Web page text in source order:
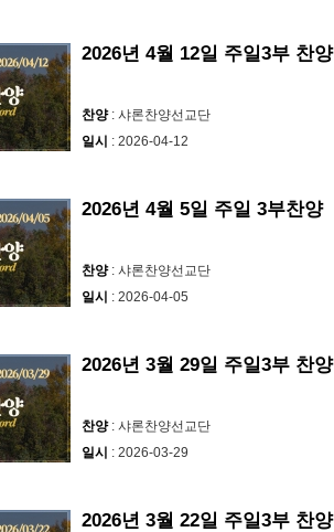
2026년 4월 12일 주일3부 찬양
찬양: 샤론찬양선교단
일시 : 2026-04-12
2026년 4월 5일 주일 3부찬양
찬양: 샤론찬양선교단
일시 : 2026-04-05
2026년 3월 29일 주일3부 찬양
찬양: 샤론찬양선교단
일시 : 2026-03-29
2026년 3월 22일 주일3부 찬양